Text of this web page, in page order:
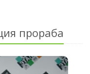
прораба